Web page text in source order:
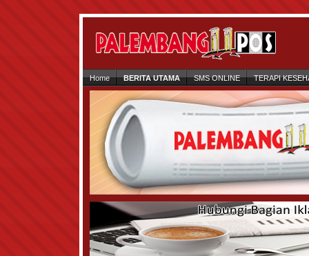
Home BERITA UTAMA SMS ONLINE TERAPI